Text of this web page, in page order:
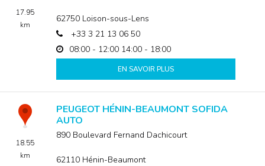
17.95
km
62750 Loison-sous-Lens
+33 3 21 13 06 50
08:00 - 12:00 14:00 - 18:00
EN SAVOIR PLUS
18.55
km
PEUGEOT HÉNIN-BEAUMONT SOFIDA
AUTO
890 Boulevard Fernand Dachicourt
62110 Hénin-Beaumont